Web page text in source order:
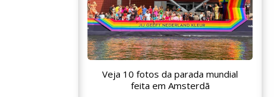
Veja 10 fotos da parada mundial
feita em Amsterdã